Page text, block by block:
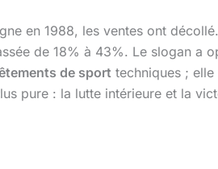
en 1988, les ventes ont
de 18% à 43%. Le slogan a
de sport techniques ;
pure : la lutte intérieure et la